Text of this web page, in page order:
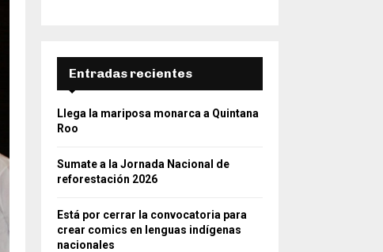
Entradas recientes
Llega la mariposa monarca a Quintana
Roo
Sumate a la Jornada Nacional de
reforestación 2026
Está por cerrar la convocatoria para
crear comics en lenguas indígenas
nacionales